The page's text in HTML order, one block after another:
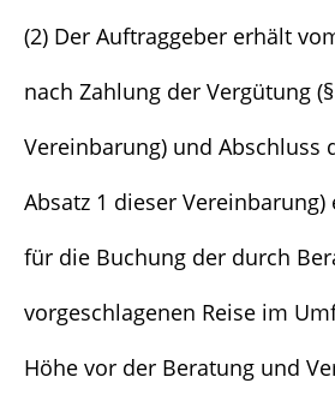
(2) Der Auftraggeber erhält
nach Zahlung der Vergütung
Vereinbarung) und Abschluss
Absatz 1 dieser
für die Buchung der durch
vorgeschlagenen Reise im
Höhe vor der Beratung und